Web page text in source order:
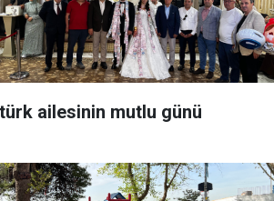
ailesinin mutlu günü